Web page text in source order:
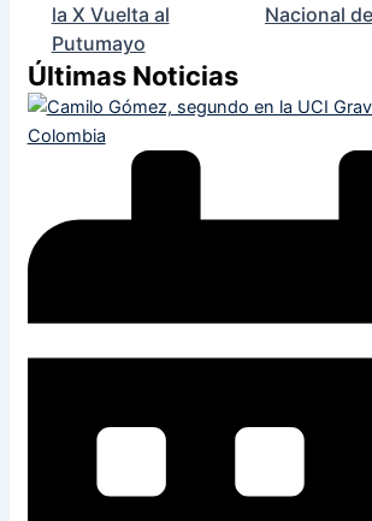
la X Vuelta al
Putumayo
Nacional
Últimas Noticias